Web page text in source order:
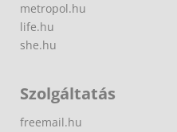
metropol.hu
life.hu
she.hu
Szolgáltatás
freemail.hu